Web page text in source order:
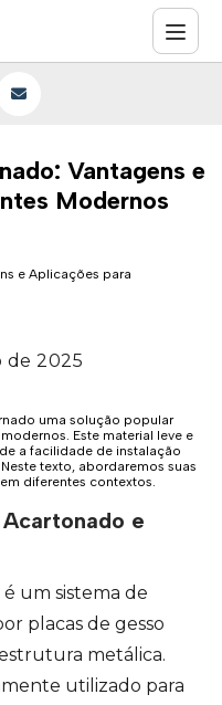
Vantagens e Aplicações
Vantagens e
Modernos
de 2025
uma solução popular
Este material leve e
a facilidade de instalação
texto, abordaremos suas
diferentes contextos.
e
é um sistema de
placas de gesso
metálica.
utilizado para